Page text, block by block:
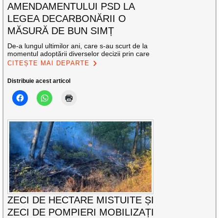
AMENDAMENTULUI PSD LA
LEGEA DECARBONĂRII O
MĂSURĂ DE BUN SIMȚ
De-a lungul ultimilor ani, care s-au scurt de la
momentul adoptării diverselor decizii prin care
CITEȘTE MAI DEPARTE
Distribuie acest articol
ZECI DE HECTARE MISTUITE ȘI
ZECI DE POMPIERI MOBILIZAȚI